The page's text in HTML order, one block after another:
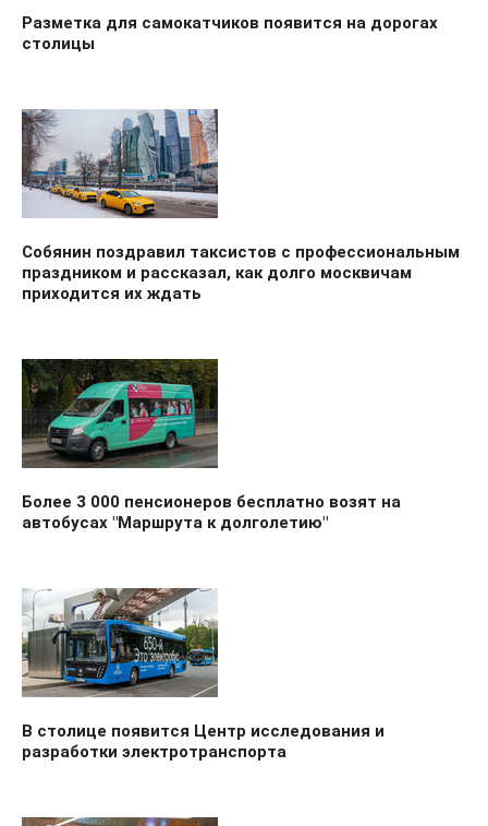
Разметка для самокатчиков появится на дорогах
столицы
Собянин поздравил таксистов с профессиональным
праздником и рассказал, как долго москвичам
приходится их ждать
Более 3 000 пенсионеров бесплатно возят на
автобусах "Маршрута к долголетию"
В столице появится Центр исследования и
разработки электротранспорта